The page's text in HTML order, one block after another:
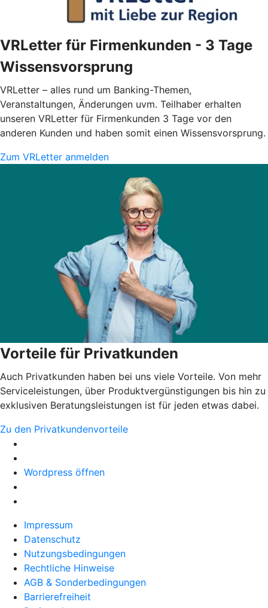
VRLetter für Firmenkunden - 3 Tage
Wissensvorsprung
VRLetter – alles rund um Banking-Themen,
Veranstaltungen, Änderungen uvm. Teilhaber erhalten
unseren VRLetter für Firmenkunden 3 Tage vor den
anderen Kunden und haben somit einen Wissensvorsprung.
Zum VRLetter anmelden
Vorteile für Privatkunden
Auch Privatkunden haben bei uns viele Vorteile. Von mehr
Serviceleistungen, über Produktvergünstigungen bis hin zu
exklusiven Beratungsleistungen ist für jeden etwas dabei.
Zu den Privatkundenvorteile
Wordpress öffnen
Impressum
Datenschutz
Nutzungsbedingungen
Rechtliche Hinweise
AGB & Sonderbedingungen
Barrierefreiheit